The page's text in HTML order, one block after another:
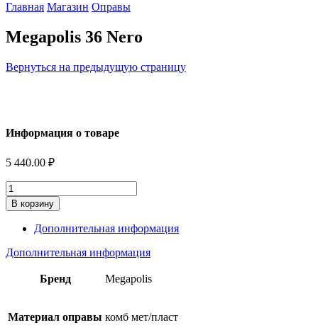
Главная Магазин Оправы
Megapolis 36 Nero
Вернуться на предыдущую страницу
Информация о товаре
5 440.00 ₽
Количество
В корзину
Дополнительная информация
Дополнительная информация
Бренд Megapolis
Материал оправы комб мет/пласт